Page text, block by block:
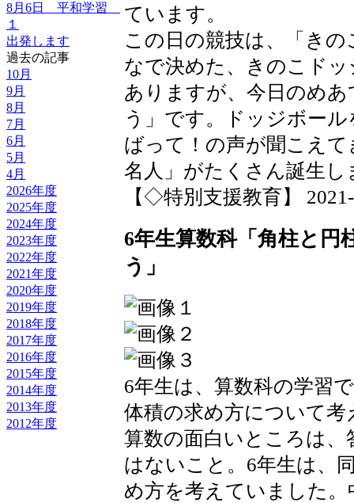
8月6日 平和学習
１
出発します
過去の記事
10月
9月
8月
7月
6月
5月
4月
2026年度
2025年度
2024年度
2023年度
2022年度
2021年度
2020年度
2019年度
2018年度
2017年度
2016年度
2015年度
2014年度
2013年度
2012年度
ています。
この日の競技は、「き
なで決めた、きのこド
ありますが、今日のめ
う」です。ドッジボー
ばって！の声が聞こえ
名人」がたくさん誕生し
【◇特別支援教育】
6年生算数科「角柱と円
う」
6年生は、算数科の学習
体積の求め方について考
算数の面白いところは
はないこと。6年生は、
め方を考えていました